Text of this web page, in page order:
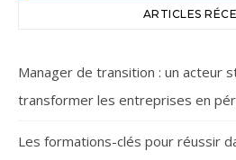
ARTICLES
Manager de transition : un acteur
transformer les entreprises en
Les formations-clés pour réussir